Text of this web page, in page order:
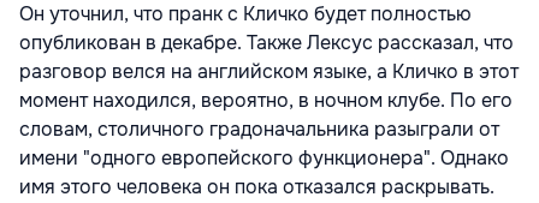
Он уточнил, что пранк с Кличко будет полностью
опубликован в декабре. Также Лексус рассказал, что
разговор велся на английском языке, а Кличко в этот
момент находился, вероятно, в ночном клубе. По его
словам, столичного градоначальника разыграли от
имени "одного европейского функционера". Однако
имя этого человека он пока отказался раскрывать.